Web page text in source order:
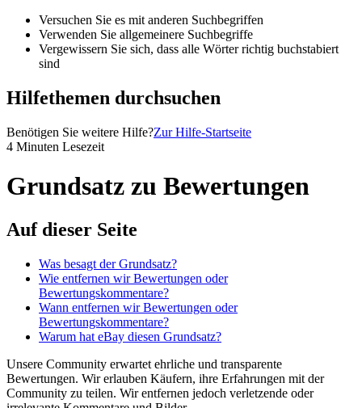
Versuchen Sie es mit anderen Suchbegriffen
Verwenden Sie allgemeinere Suchbegriffe
Vergewissern Sie sich, dass alle Wörter richtig buchstabiert
sind
Hilfethemen durchsuchen
Benötigen Sie weitere Hilfe?Zur Hilfe-Startseite
4 Minuten Lesezeit
Grundsatz zu Bewertungen
Auf dieser Seite
Was besagt der Grundsatz?
Wie entfernen wir Bewertungen oder
Bewertungskommentare?
Wann entfernen wir Bewertungen oder
Bewertungskommentare?
Warum hat eBay diesen Grundsatz?
Unsere Community erwartet ehrliche und transparente
Bewertungen. Wir erlauben Käufern, ihre Erfahrungen mit der
Community zu teilen. Wir entfernen jedoch verletzende oder